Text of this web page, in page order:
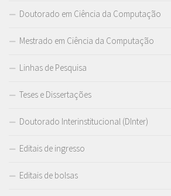
Doutorado em Ciência da Computação
Mestrado em Ciência da Computação
Linhas de Pesquisa
Teses e Dissertações
Doutorado Interinstitucional (DInter)
Editais de ingresso
Editais de bolsas